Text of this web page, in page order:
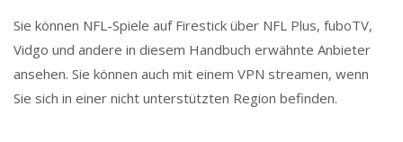
Sie können NFL-Spiele auf Firestick über NFL Plus, fuboTV,
Vidgo und andere in diesem Handbuch erwähnte Anbieter
ansehen. Sie können auch mit einem VPN streamen, wenn
Sie sich in einer nicht unterstützten Region befinden.